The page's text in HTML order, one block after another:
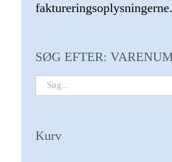
faktureringsoplysningerne.
SØG EFTER:
Kurv